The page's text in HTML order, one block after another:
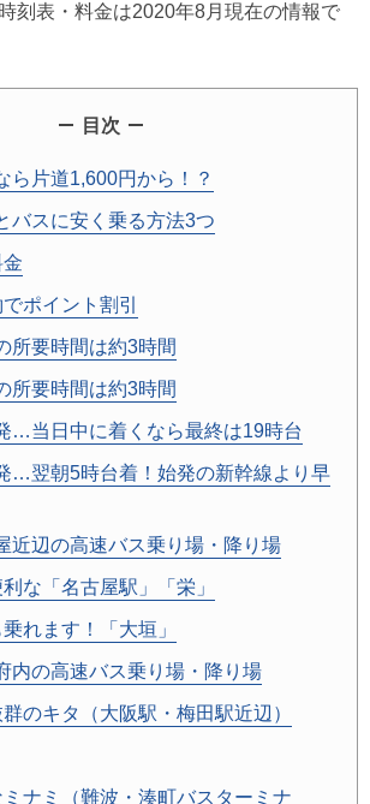
刻表・料金は2020年8月現在の情報で
目次
ら片道1,600円から！？
バスに安く乗る方法3つ
ポイント割引
所要時間は約3時間
所要時間は約3時間
…当日中に着くなら最終は19時台
…翌朝5時台着！始発の新幹線より早
近辺の高速バス乗り場・降り場
な「名古屋駅」「栄」
れます！「大垣」
内の高速バス乗り場・降り場
のキタ（大阪駅・梅田駅近辺）
ナミ（難波・湊町バスターミナ